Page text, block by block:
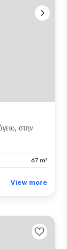
στην
67 m²
View more